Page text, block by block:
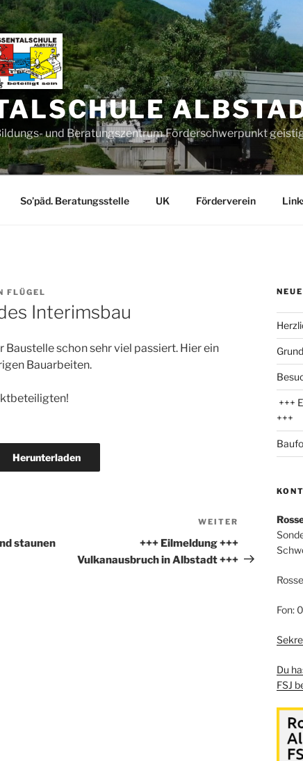
und Beratungszentrum Förderschwerpunkt
So’päd. Beratungsstelle UK Förderverein
FLÜGEL
Interimsbau
schon sehr viel passiert. Hier ein
Bauarbeiten.
Herunterladen
staunen
Nächster
Beitrag
WEITER
+++ Eilmeldung +++
Vulkanausbruch in Albstadt +++
+++
+++
Fon:
Du
FSJ